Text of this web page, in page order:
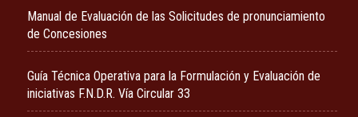
Manual de Evaluación de las Solicitudes de pronunciamiento
de Concesiones
Guía Técnica Operativa para la Formulación y Evaluación de
iniciativas F.N.D.R. Vía Circular 33